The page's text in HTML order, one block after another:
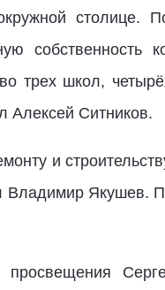
столице.
трех школ,
Алексей Ситников.
и
Якушев.